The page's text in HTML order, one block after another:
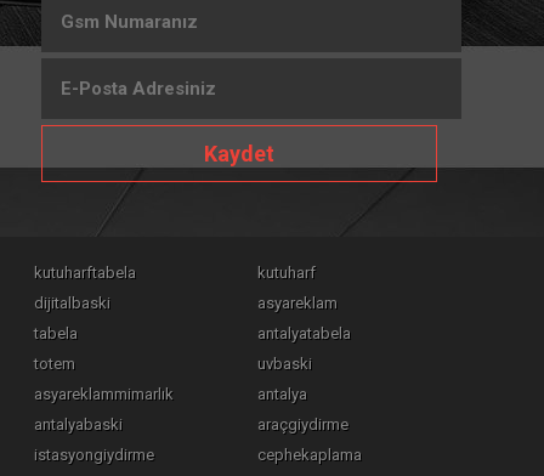
Kaydet
kutuharftabela
kutuharf
dijitalbaski
asyareklam
tabela
antalyatabela
totem
uvbaski
asyareklammimarlık
antalya
antalyabaski
araçgiydirme
istasyongiydirme
cephekaplama